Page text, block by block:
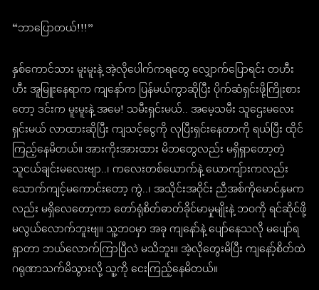
“ဘာပြောတယ်!!!”
နှစ်ကောင်သား မူးမူးနဲ့ အဲ့လိုပေါက်ကရတွေ လျှောက်ပြောရင်း တဟီး
ဟီး အူမြူးနေရာက ကျနော်က ပြန်မယ်ကွာဆိုပြီး ပိုက်ဆံရှင်းဖို့ကြိုးစား
တော့ ဒင်းက မူးမူးနဲ့ အမေ! သမီးရှင်းမယ်.. အမေ့သမီး သူဌေးမလေး
ရှင်းမယ် လာထားဆိုပြီး ကျသင့်ငွေကို လုပြီးရှင်းနေတာကို ရယ်ပြီး ထိုင်
ကြည့်နေမိတယ်။ အားကိုးအားထား မိဘတွေလည်း မရှိရှာတော့တဲ့
သူငယ်ချင်းမလေးဗျာ..၊ ကလေးတစ်ယောက်နဲ့ ယောကျ်ားကလည်း
သောက်ကျင့်မကောင်းတော့ ကွဲ..၊ အသိုင်းအဝိုင်း ညီအစ်ကိုမောင်နှမက
လည်း မရှိလေတော့ကာ တော်ရုံစိတ်ဓာတ်ခိုင်မာမှုမျိုးနဲ့ ဘဝကို ရင်ဆိုင်ဖို့
မလွယ်လောက်ဘူးဗျ။ သူ့ဘဝမှာ အခု ကျနော်နဲ့ ပျော်နေသလို မပျော်ရ
ရှာတာ ဘယ်လောက်ကြာပြီလဲ မသိဘူး။ အဲ့လိုတွေးမိပြီး ကျနော့်စိတ်ထဲ
ဂရုဏာသက်မိသွားလို့ သူ့ကို ငေးကြည့်နေမိတယ်။